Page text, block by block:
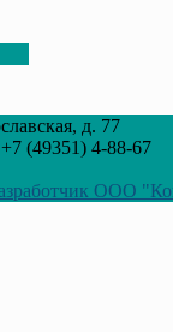
д. 77
(49351) 4-88-67
ООО